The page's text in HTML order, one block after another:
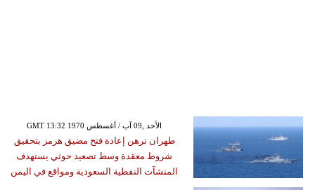
GMT 13:32 1970 الأحد ,09 آب / أغسطس
طهران ترهن إعادة فتح مضيق هرمز بتحقيق
شروط معقدة وسط تصعيد حوثي يستهدف
المنشآت النفطية السعودية ومواقع في اليمن